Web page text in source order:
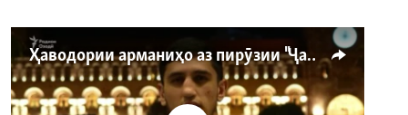
Ҳаводории арманиҳо аз пирӯзии "Ҷаллод"-и тоҷик